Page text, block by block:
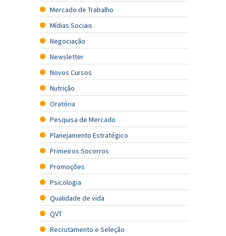
Mercado de Trabalho
Mídias Sociais
Negociação
Newsletter
Novos Cursos
Nutrição
Oratória
Pesquisa de Mercado
Planejamento Estratégico
Primeiros Socorros
Promoções
Psicologia
Qualidade de vida
QVT
Recrutamento e Seleção